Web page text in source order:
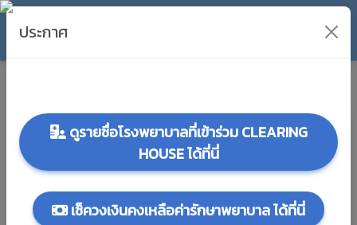
28 กรกฎาคม 2569 วันเฉลิม
พระชนมพรรษา พระบาทสมเด็จ
พระเจ้าอยู่หัว
ประกาศ
ดูรายชื่อโรงพยาบาลที่เข้าร่วม CLEARING
HOUSE ได้ที่นี่
เช็ควงเงินคงเหลือค่ารักษาพยาบาล ได้ที่นี่